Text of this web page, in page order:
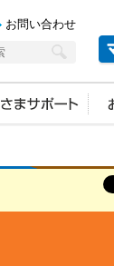
お問い合わせ